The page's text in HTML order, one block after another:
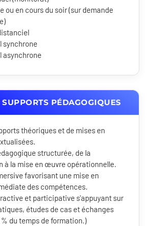
ou en cours du soir (sur demande
synchrone
asynchrone
SUPPORTS PÉDAGOGIQUES
théoriques et de mises en
structurée, de la
à la mise en œuvre opérationnelle.
favorisant une mise en
des compétences.
et participative s'appuyant sur
études de cas et échanges
du temps de formation.)